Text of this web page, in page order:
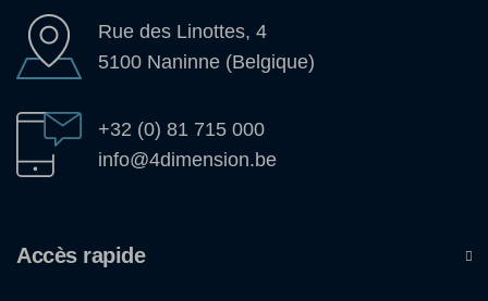
Rue des Linottes, 4
5100 Naninne (Belgique)
+32 (0) 81 715 000
info@4dimension.be
Accès rapide